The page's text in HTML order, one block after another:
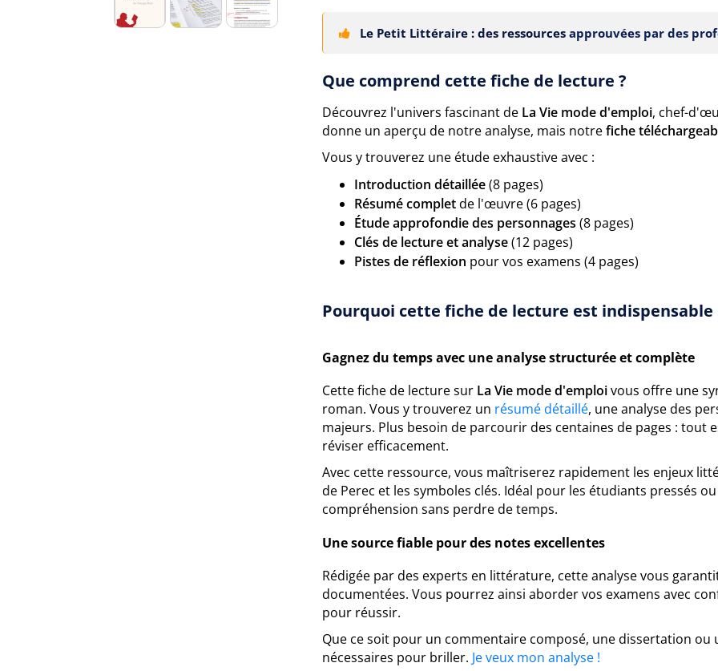
Le Petit Littéraire : des ressources approuvées par des
Que comprend cette fiche de lecture ?
Découvrez l'univers fascinant de La Vie mode d'emploi, chef-
donne un aperçu de notre analyse, mais notrefiche
Vous y trouverez une étude exhaustive avec :
Introduction détaillée(8 pages)
Résumé completde l'œuvre (6 pages)
Étude approfondie des personnages (8 pages)
Clés de lecture et analyse(12 pages)
Pistes de réflexion pour vos examens (4 pages)
Pourquoi cette fiche de lecture est indispensable
Gagnez du temps avec une analyse structurée et complète
Cette fiche de lecture sur La Vie mode d'emploivous offre une
roman. Vous y trouverez un résumé détaillé, une analyse des
majeurs. Plus besoin de parcourir des centaines de pages : tout
réviser efficacement.
Avec cette ressource, vous maîtriserez rapidement les enjeux
de Perec et les symboles clés. Idéal pour les étudiants pressés
compréhension sans perdre de temps.
Une source fiable pour des notes excellentes
Rédigée par des experts en littérature, cette analyse vous
documentées. Vous pourrez ainsi aborder vos examens avec
pour réussir.
Que ce soit pour un commentaire composé, une dissertation
nécessaires pour briller. Je veux mon analyse !